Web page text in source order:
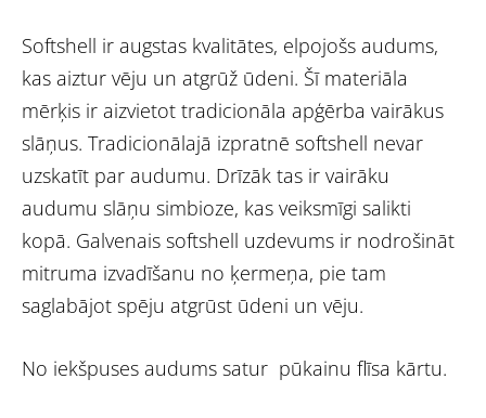
Softshell ir augstas kvalitātes, elpojošs audums,
kas aiztur vēju un atgrūž ūdeni. Šī materiāla
mērķis ir aizvietot tradicionāla apģērba vairākus
slāņus. Tradicionālajā izpratnē softshell nevar
uzskatīt par audumu. Drīzāk tas ir vairāku
audumu slāņu simbioze, kas veiksmīgi salikti
kopā. Galvenais softshell uzdevums ir nodrošināt
mitruma izvadīšanu no ķermeņa, pie tam
saglabājot spēju atgrūst ūdeni un vēju.
No iekšpuses audums satur pūkainu flīsa kārtu.